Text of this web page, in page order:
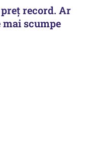
record. Ar
mai scumpe